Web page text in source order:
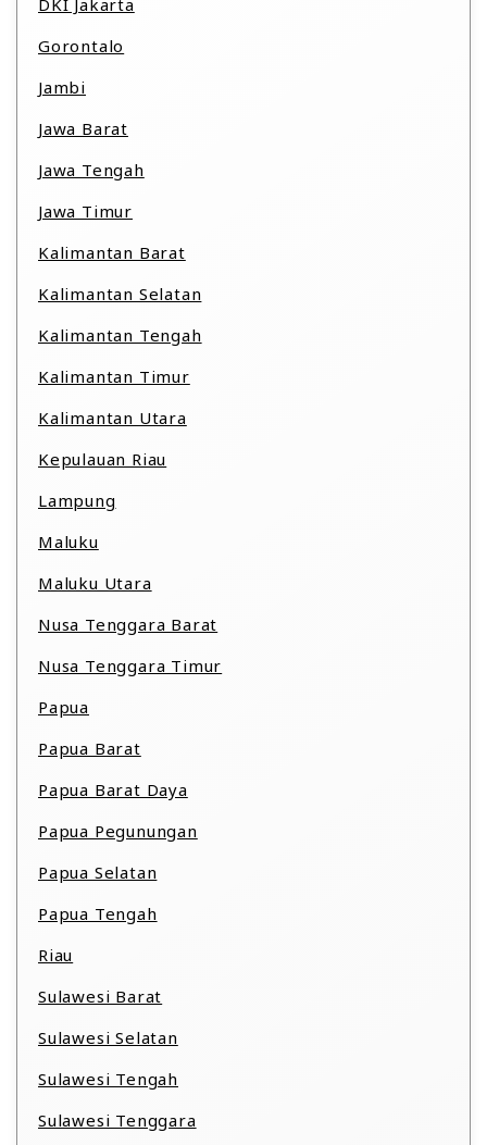
DKI Jakarta
Gorontalo
Jambi
Jawa Barat
Jawa Tengah
Jawa Timur
Kalimantan Barat
Kalimantan Selatan
Kalimantan Tengah
Kalimantan Timur
Kalimantan Utara
Kepulauan Riau
Lampung
Maluku
Maluku Utara
Nusa Tenggara Barat
Nusa Tenggara Timur
Papua
Papua Barat
Papua Barat Daya
Papua Pegunungan
Papua Selatan
Papua Tengah
Riau
Sulawesi Barat
Sulawesi Selatan
Sulawesi Tengah
Sulawesi Tenggara